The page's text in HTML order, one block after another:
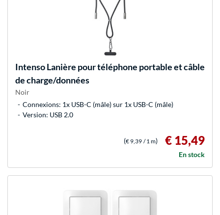
IntensoLanière pour téléphone portable et câble
de charge/données
Noir
Connexions: 1x USB-C (mâle) sur 1x USB-C (mâle)
Version: USB 2.0
(€ 9,39 / 1 m) € 15,49
En stock